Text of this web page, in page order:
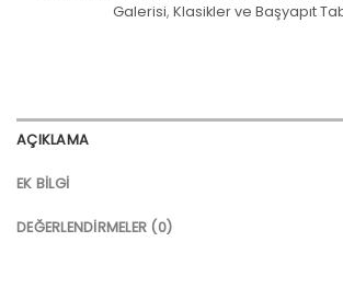
Galerisi, Klasikler ve Başyapıt
AÇIKLAMA
EK BILGI
DEĞERLENDIRMELER (0)